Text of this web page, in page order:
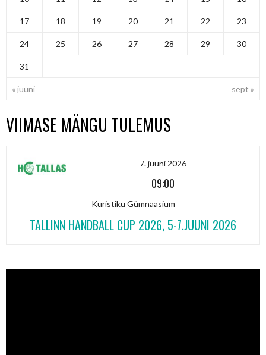
« juuni sept »
17 18 19 20 21 22 23
24 25 26 27 28 29 30
31
VIIMASE MÄNGU TULEMUS
7. juuni 2026
09:00
Kuristiku Gümnaasium
TALLINN HANDBALL CUP 2026, 5-7.JUUNI 2026